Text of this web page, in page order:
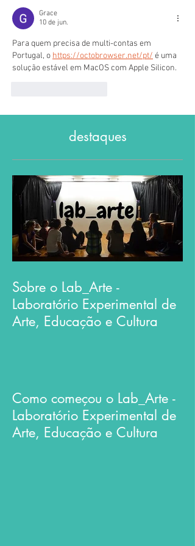
Grace
10 de jun.
Para quem precisa de multi-contas em
Portugal, o https://octobrowser.net/pt/ é uma
solução estável em MacOS com Apple Silicon.
destaques
Sobre o Lab_Arte -
Laboratório Experimental de
Arte, Educação e Cultura
Como começou o Lab_Arte -
Laboratório Experimental de
Arte, Educação e Cultura